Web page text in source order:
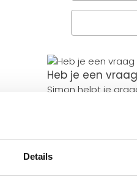
Details
Heb je een
Simon helpt je